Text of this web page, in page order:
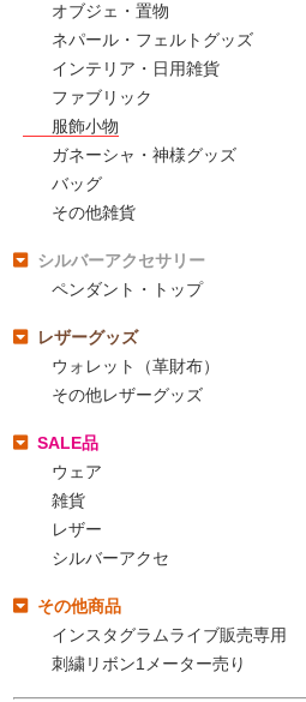
オブジェ・置物
ネパール・フェルトグッズ
インテリア・日用雑貨
ファブリック
服飾小物
ガネーシャ・神様グッズ
バッグ
その他雑貨
シルバーアクセサリー
ペンダント・トップ
レザーグッズ
ウォレット（革財布）
その他レザーグッズ
SALE品
ウェア
雑貨
レザー
シルバーアクセ
その他商品
インスタグラムライブ販売専用
刺繍リボン1メーター売り